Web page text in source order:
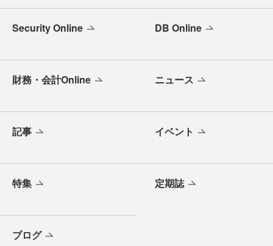
Security Online DB Online
財務・会計Online ニュース
記事 イベント
特集 定期誌
ブログ